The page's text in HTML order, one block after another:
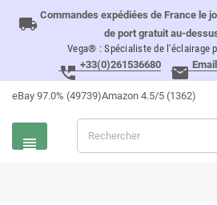
local_shipping Commandes expédiées de France le
de port gratuit au-
Vega® : Spécialiste de l'éclairage
perm_phone_msg +33(0)261536680 email Email
eBay 97.0% (49739)Amazon 4.5/5 (1362)
view_headline